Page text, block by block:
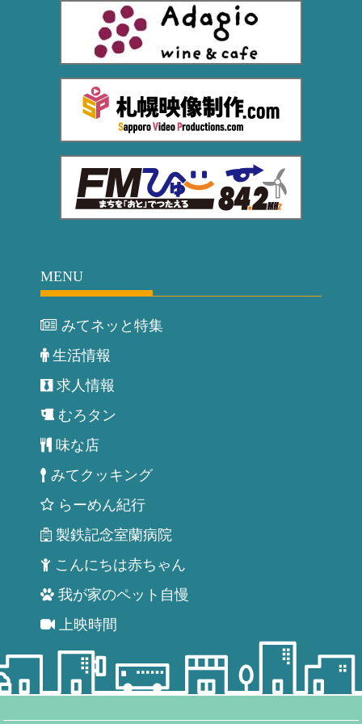
MENU
みてネッと特集
生活情報
求人情報
むろタン
味な店
みてクッキング
らーめん紀行
製鉄記念室蘭病院
こんにちは赤ちゃん
我が家のペット自慢
上映時間